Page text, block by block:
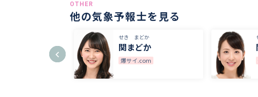
OTHER
他の気象予報士を見る
せき まどか
関まどか
爆サイ.com